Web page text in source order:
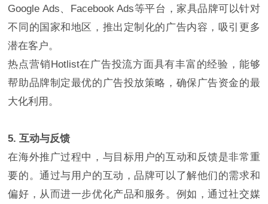
Google Ads、Facebook Ads等平台，家具品牌可以针对
不同的国家和地区，推出定制化的广告内容，吸引更多
潜在客户。
热点营销Hotlist在广告投流方面具有丰富的经验，能够
帮助品牌制定最优的广告投放策略，确保广告资金的最
大化利用。
5. 互动与反馈
在海外推广过程中，与目标用户的互动和反馈是非常重
要的。通过与用户的互动，品牌可以了解他们的需求和
偏好，从而进一步优化产品和服务。例如，通过社交媒